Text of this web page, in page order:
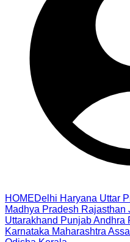
HOMEDelhi Haryana Uttar
Madhya Pradesh Rajasthan
Uttarakhand PunjabAndhra
Karnataka Maharashtra